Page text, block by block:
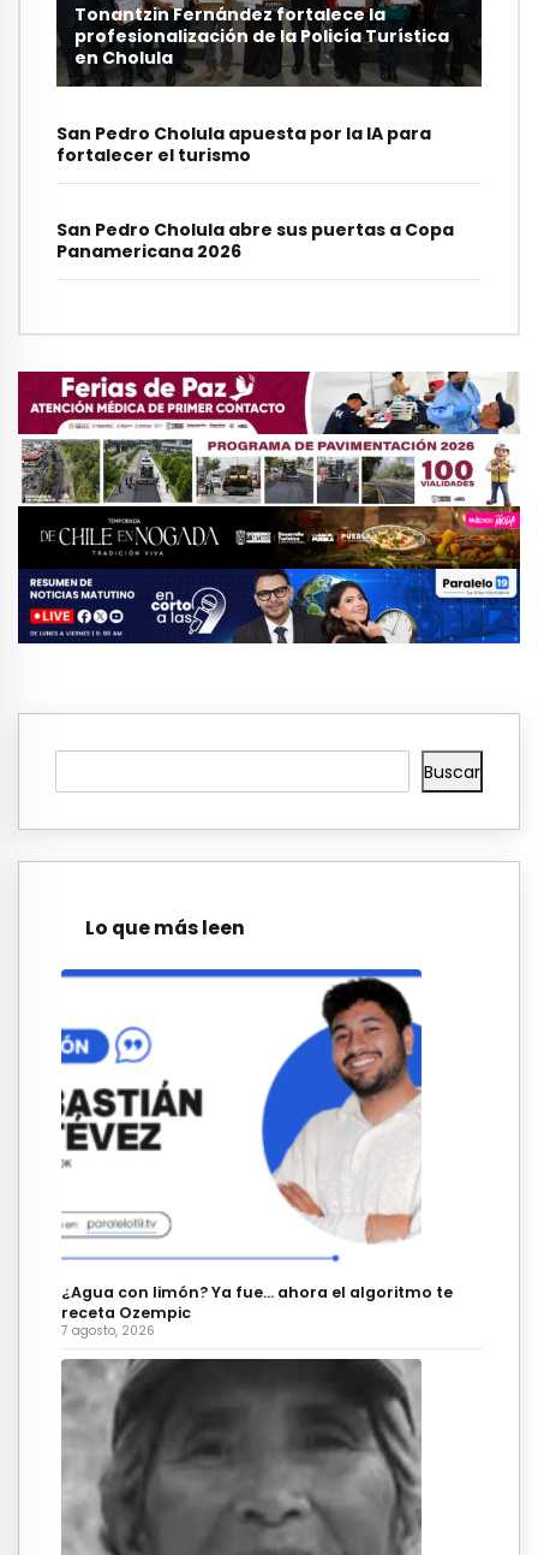
Tonantzin Fernández fortalece la
profesionalización de la Policía Turística
en Cholula
San Pedro Cholula apuesta por la IA para
fortalecer el turismo
San Pedro Cholula abre sus puertas a Copa
Panamericana 2026
Buscar
Lo que más leen
¿Agua con limón? Ya fue… ahora el algoritmo te
receta Ozempic
7 agosto, 2026